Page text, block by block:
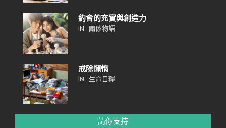
約會的充實與創造力
IN: 關係物語
戒除懶惰
IN: 生命日糧
請你支持